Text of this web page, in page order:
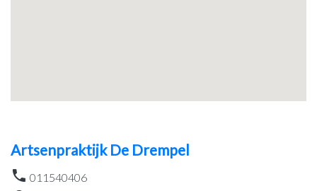
Artsenpraktijk De Drempel
011540406